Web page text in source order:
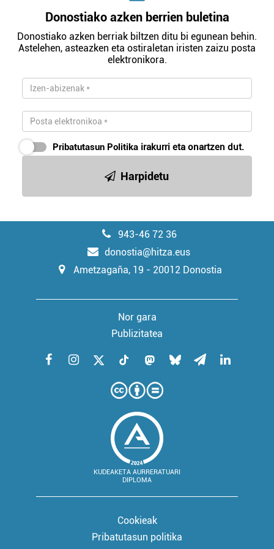
Donostiako azken berrien buletina
Donostiako azken berriak biltzen ditu bi egunean behin.
Astelehen, asteazken eta ostiraletan iristen zaizu posta
elektronikora.
Pribatutasun Politika irakurri eta onartzen dut.
Harpidetu
943-46 72 36
donostia@hitza.eus
Ametzagaña, 19 - 20012 Donostia
Nor gara
Publizitatea
KUDEAKETA AURRERATUARI
DIPLOMA
Cookieak
Pribatutasun politika